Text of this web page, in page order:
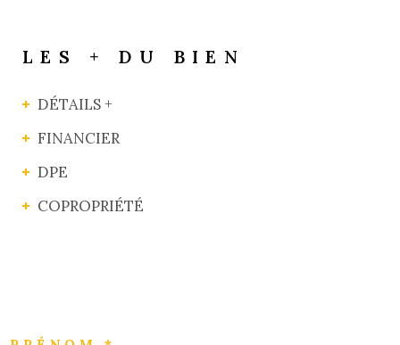
LES + DU BIEN
DÉTAILS +
FINANCIER
DPE
COPROPRIÉTÉ